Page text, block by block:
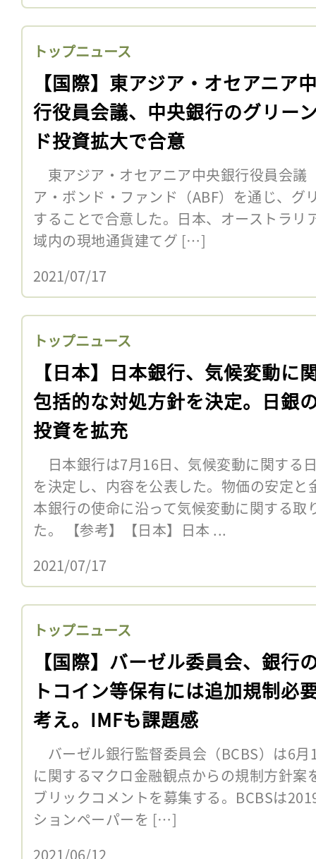
トップニュース
【国際】東アジア・オセアニア
行役員会議、中央銀行のグリー
ド投資拡大で合意
東アジア・オセアニア中央銀行役員会議
ア・ボンド・ファンド（ABF）を通じ、グ
することで合意した。日本、オーストラリ
域内の現地通貨建てグ […]
2021/07/17
トップニュース
【日本】日本銀行、気候変動に
包括的な対処方針を決定。日銀
投資を拡充
日本銀行は7月16日、気候変動に関する
を決定し、内容を公表した。物価の安定
本銀行の使命に沿って気候変動に関する取
た。 【参考】【日本】日本 ...
2021/07/17
トップニュース
【国際】バーゼル委員会、銀行
トコイン等保有には追加規制必
考え。IMFも課題感
バーゼル銀行監督委員会（BCBS）は6
に関するマクロ金融観点からの規制方針
ブリックコメントを募集する。BCBSは
ションペーパーを […]
2021/06/12